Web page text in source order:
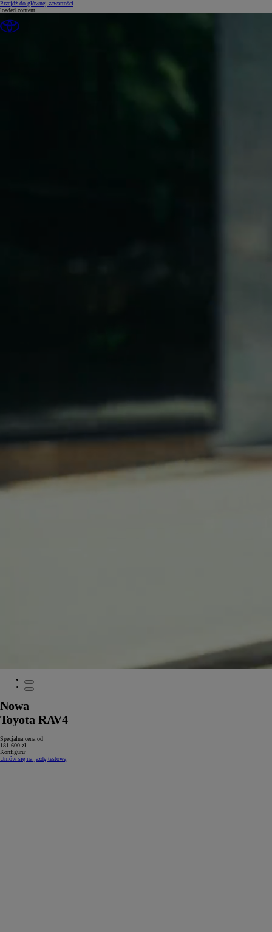
Przejdź do głównej zawartości
loaded content
Nowa
Toyota RAV4
Specjalna cena od
181 600 zł
Konfiguruj
Umów się na jazdę testową